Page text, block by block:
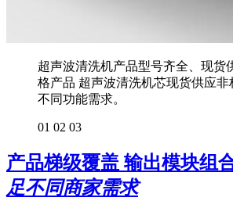
超声波清洗机产品型号齐全、现货
格产品 超声波清洗机芯现货供应非
不同功能需求。
01 02 03
产品梯级覆盖 输出模块组
足不同商家需求